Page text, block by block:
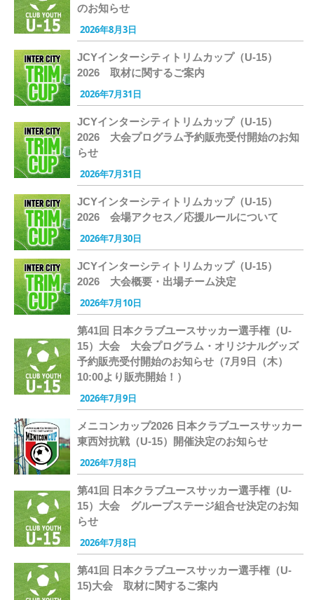
のお知らせ
2026年8月3日
JCYインターシティトリムカップ（U-15）
2026 取材に関するご案内
2026年7月31日
JCYインターシティトリムカップ（U-15）
2026 大会プログラム予約販売受付開始のお知
らせ
2026年7月31日
JCYインターシティトリムカップ（U-15）
2026 会場アクセス／応援ルールについて
2026年7月30日
JCYインターシティトリムカップ（U-15）
2026 大会概要・出場チーム決定
2026年7月10日
第41回 日本クラブユースサッカー選手権（U-
15）大会 大会プログラム・オリジナルグッズ
予約販売受付開始のお知らせ（7月9日（木）
10:00より販売開始！）
2026年7月9日
メニコンカップ2026 日本クラブユースサッカー
東西対抗戦（U-15）開催決定のお知らせ
2026年7月8日
第41回 日本クラブユースサッカー選手権（U-
15）大会 グループステージ組合せ決定のお知
らせ
2026年7月8日
第41回 日本クラブユースサッカー選手権（U-
15)大会 取材に関するご案内